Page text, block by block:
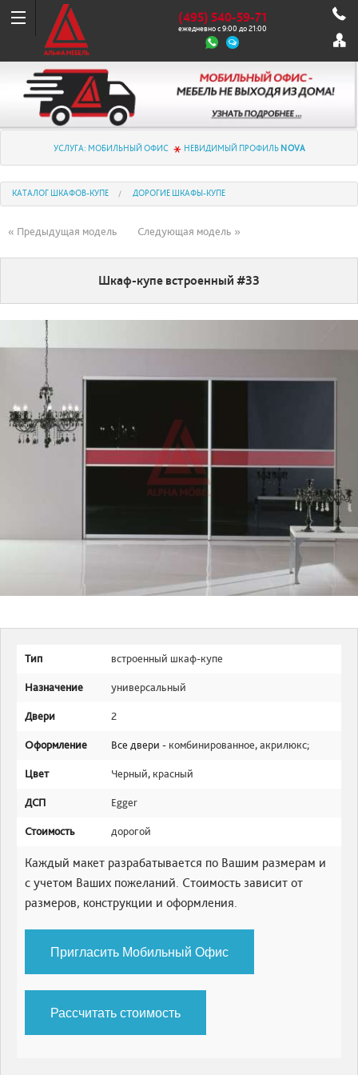
(495) 540-59-71
ежедневно с 9:00 до 21:00
УСЛУГА: МОБИЛЬНЫЙ ОФИС НЕВИДИМЫЙ ПРОФИЛЬ NOVA
КАТАЛОГ ШКАФОВ-КУПЕ ДОРОГИЕ ШКАФЫ-КУПЕ
« Предыдущая модель Следующая модель »
Шкаф-купе встроенный #33
Тип встроенный шкаф-купе
Назначение универсальный
Двери 2
Оформление Все двери - комбинированное,акрилюкс;
Цвет Черный, красный
ДСП Egger
Стоимость дорогой
Каждый макет разрабатывается по Вашим размерам и
с учетом Ваших пожеланий. Стоимость зависит от
размеров, конструкции и оформления.
Пригласить Мобильный Офис
Рассчитать стоимость